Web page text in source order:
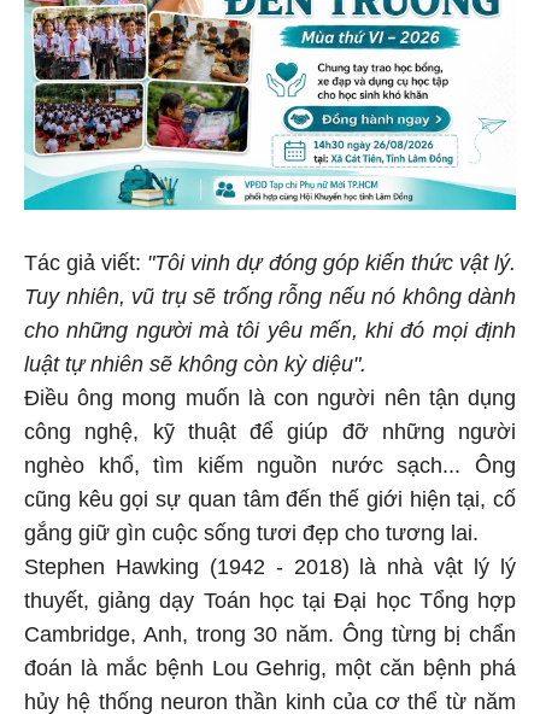
Tác giả viết: "Tôi vinh dự đóng góp kiến thức vật lý.
Tuy nhiên, vũ trụ sẽ trống rỗng nếu nó không dành
cho những người mà tôi yêu mến, khi đó mọi định
luật tự nhiên sẽ không còn kỳ diệu".
Điều ông mong muốn là con người nên tận dụng
công nghệ, kỹ thuật để giúp đỡ những người
nghèo khổ, tìm kiếm nguồn nước sạch... Ông
cũng kêu gọi sự quan tâm đến thế giới hiện tại, cố
gắng giữ gìn cuộc sống tươi đẹp cho tương lai.
Stephen Hawking (1942 - 2018) là nhà vật lý lý
thuyết, giảng dạy Toán học tại Đại học Tổng hợp
Cambridge, Anh, trong 30 năm. Ông từng bị chẩn
đoán là mắc bệnh Lou Gehrig, một căn bệnh phá
hủy hệ thống neuron thần kinh của cơ thể từ năm